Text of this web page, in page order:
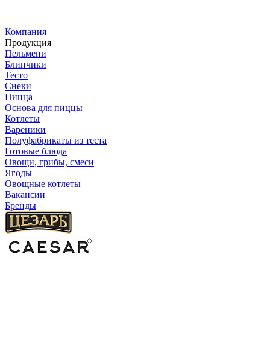
Компания
Продукция
Пельмени
Блинчики
Тесто
Снеки
Пицца
Основа для пиццы
Котлеты
Вареники
Полуфабрикаты из теста
Готовые блюда
Овощи, грибы, смеси
Ягоды
Овощные котлеты
Вакансии
Бренды